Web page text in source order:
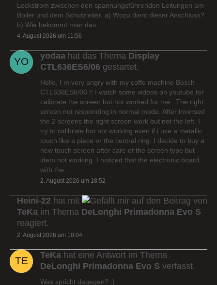
Leckstrom zwischen den spannungsführenden Leitungen am
Boiler und dem Schutzleiter. a) Wozu dient dieser Anschluss?
b) Wie bekommt man das…
4. August 2026 um 11:56
yodaa hat das Thema Display
CTL636ES6/06 gestartet.
Hello, I m very angry with my coffe machine Bosch
CTL636ES6/06 !! I watch some videos on youtube for
calibrate the screen but not worked for me.. The right
screen not responding in normal mode. After inversed
the 2 screens the right screen work but not the left. I
try to calibrate but not working even if i use a metallic
touch like a piece or the central ring. I decide to buy a
new touch screen after care of the screen type but
idem not working. I noticed that the electronic board
with the…
2. August 2026 um 18:52
Heini-22 hat mit
auf den Beitrag von
TeKa im Thema DeLonghi Primadonna Evo S
reagiert.
2. August 2026 um 10:04
TeKa hat eine Antwort im Thema
DeLonghi Primadonna Evo S verfasst.
Was spricht dagegen? :)